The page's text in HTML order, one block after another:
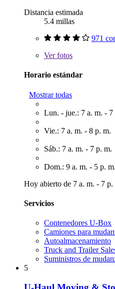
Distancia estimada
5.4 millas
971
Verfotos
Horario estándar
Mostrar todas
Lun. - jue.: 7 a. m. - 7
Vie.: 7 a. m. - 8 p. m.
Sáb.: 7 a. m. - 7 p. m.
Dom.: 9 a. m. - 5 p. m.
Hoy abierto de 7 a. m. - 7 p.
Servicios
Contenedores U-Box
Camiones para
Autoalmacenamiento
Truck and Trailer
Suministros de
5